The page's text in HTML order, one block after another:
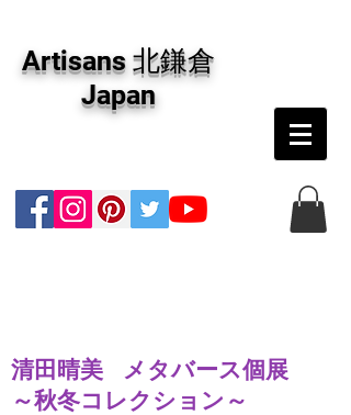
版画・切り絵など、コンテンポラリー並びにフ
ァインアートのオンライン販売をしています。
日本国内の抽象画・具象画の画家に加え、海外
のアーティストの作品もお取り寄せ頂けます。
インテリアとして、大切な方へのギフトとし
Artisans 北鎌倉
Japan
清田晴美 メタバース個展
～秋冬コレクション～